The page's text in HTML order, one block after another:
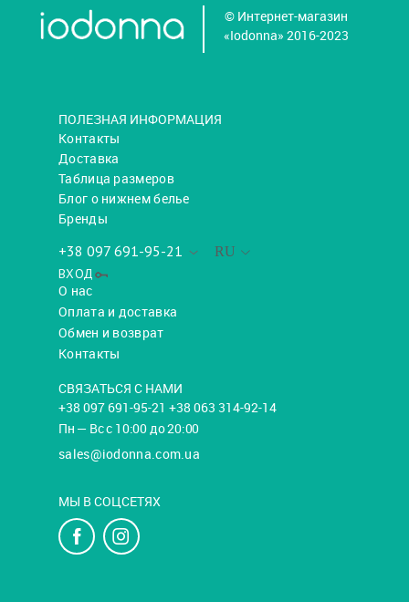
© Интернет-магазин
«Iodonna» 2016-2023
ПОЛЕЗНАЯ ИНФОРМАЦИЯ
Контакты
Доставка
Таблица размеров
Блог о нижнем белье
Бренды
RU
+38 097 691-95-21
ВХОД
О нас
Оплата и доставка
Обмен и возврат
Контакты
СВЯЗАТЬСЯ С НАМИ
+38 097 691-95-21 +38 063 314-92-14
Пн — Вс с 10:00 до 20:00
sales@iodonna.com.ua
МЫ В СОЦСЕТЯХ